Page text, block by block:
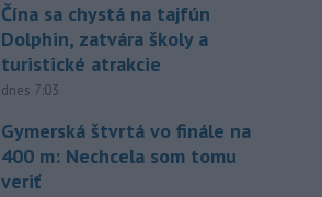
Čína sa chystá na tajfún
Dolphin, zatvára školy a
turistické atrakcie
dnes 7:03
Gymerská štvrtá vo finále na
400 m: Nechcela som tomu
veriť